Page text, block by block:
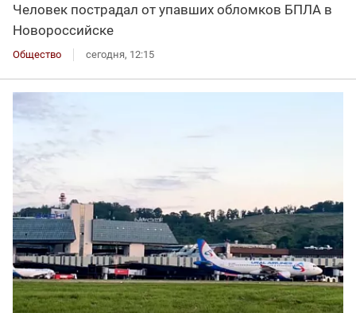
Человек пострадал от упавших обломков БПЛА в
Новороссийске
Общество сегодня, 12:15